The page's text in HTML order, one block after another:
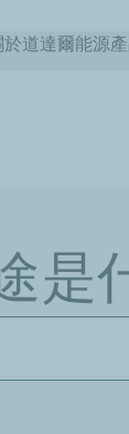
Skip
to
於道達爾能源
是